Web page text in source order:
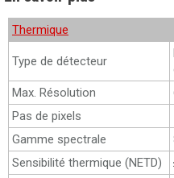
Thermique
Type de détecteur
Max. Résolution
Pas de pixels
Gamme spectrale
Sensibilité thermique (NETD)